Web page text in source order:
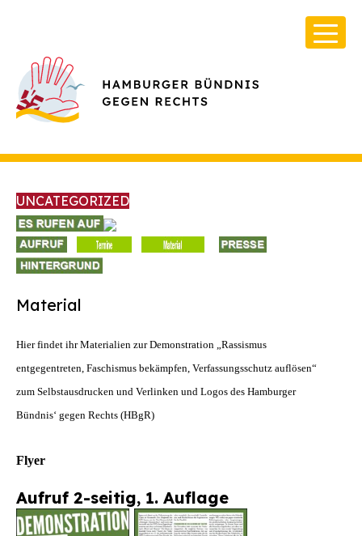
Über Uns
nach:
UNCATEGORIZED
Material
Hier findet ihr Materialien zur Demonstration „Rassismus
entgegentreten, Faschismus bekämpfen, Verfassungsschutz auflösen“
zum Selbstausdrucken und Verlinken und Logos des Hamburger
Bündnis‘ gegen Rechts (HBgR)
Flyer
Aufruf 2-seitig, 1. Auflage